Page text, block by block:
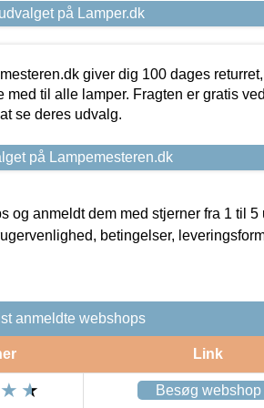
på Lamper.dk
giver dig 100 dages
med til alle lamper. Fragten er gratis
se deres udvalg.
på Lampemesteren.dk
anmeldt dem med stjerner fra 1 til 5
betingelser,
anmeldte webshops
Link
Besøg webshop